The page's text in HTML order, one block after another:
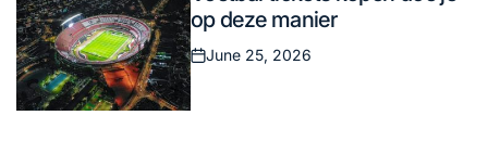
op deze manier
Posted
on
June 25, 2026